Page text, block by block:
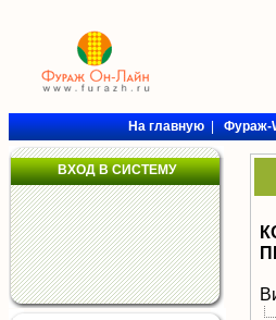
На главную|Фураж-
ВХОД В СИСТЕМУ